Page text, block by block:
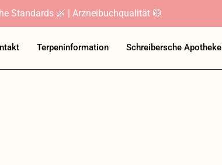
Standards 🌿 | Arzneibuchqualität 🥼
Terpeninformation Schreibersche Apotheke